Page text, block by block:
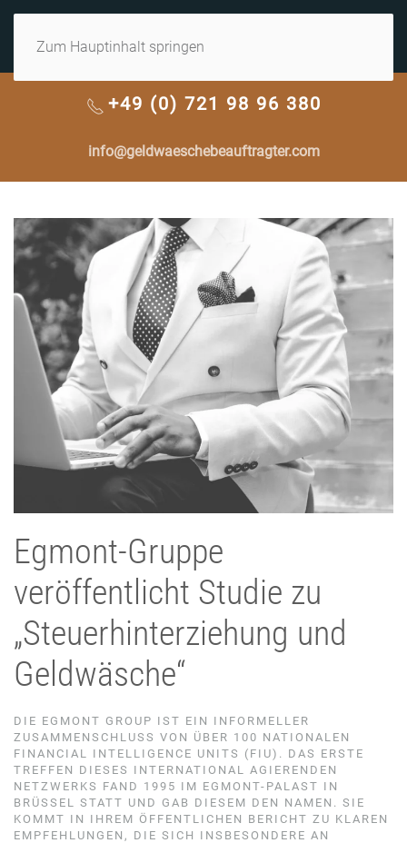
Zum Hauptinhalt springen
+49 (0) 721 98 96 380
info@geldwaeschebeauftragter.com
Egmont-Gruppe
veröffentlicht Studie zu
„Steuerhinterziehung und
Geldwäsche“
DIE EGMONT GROUP IST EIN INFORMELLER
ZUSAMMENSCHLUSS VON ÜBER 100 NATIONALEN
FINANCIAL INTELLIGENCE UNITS (FIU). DAS ERSTE
TREFFEN DIESES INTERNATIONAL AGIERENDEN
NETZWERKS FAND 1995 IM EGMONT-PALAST IN
BRÜSSEL STATT UND GAB DIESEM DEN NAMEN. SIE
KOMMT IN IHREM ÖFFENTLICHEN BERICHT ZU KLAREN
EMPFEHLUNGEN, DIE SICH INSBESONDERE AN